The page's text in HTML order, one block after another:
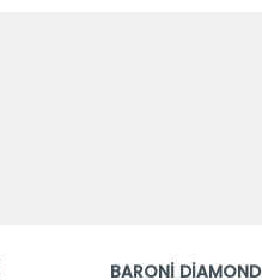
BARONİ DİAMOND